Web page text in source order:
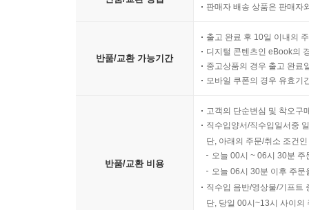
판매자 배송 상품은 판매자
반품/교환 가능기간
출고 완료 후 10일 이내의
디지털 콘텐츠인 eBook의
중고상품의 경우 출고 완료
모바일 쿠폰의 경우 유효기
반품/교환 비용
고객의 단순변심 및 착오구
직수입양서/직수입일서중
단, 아래의 주문/취소 조건
오늘 00시 ~ 06시 30분
오늘 06시 30분 이후 주
직수입 음반/영상물/기프트
단, 당일 00시~13시 사이의